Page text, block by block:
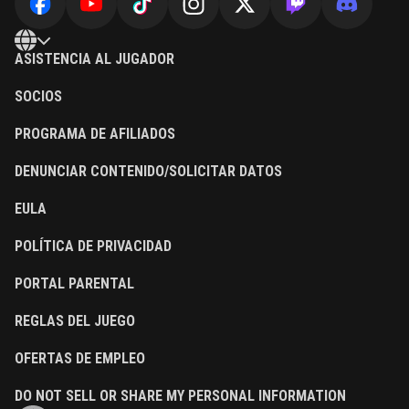
ASISTENCIA AL JUGADOR
SOCIOS
PROGRAMA DE AFILIADOS
DENUNCIAR CONTENIDO/SOLICITAR DATOS
EULA
POLÍTICA DE PRIVACIDAD
PORTAL PARENTAL
REGLAS DEL JUEGO
OFERTAS DE EMPLEO
DO NOT SELL OR SHARE MY PERSONAL INFORMATION